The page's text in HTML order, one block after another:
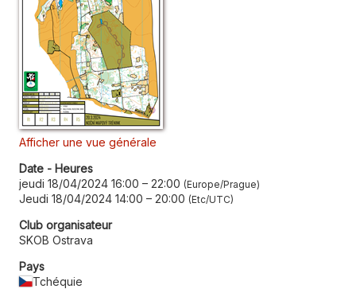
Afficher une vue générale
Date - Heures
jeudi 18/04/2024 16:00 – 22:00 Europe/Prague
Jeudi 18/04/2024 14:00 – 20:00 Etc/UTC
Club organisateur
SKOB Ostrava
Pays
Tchéquie